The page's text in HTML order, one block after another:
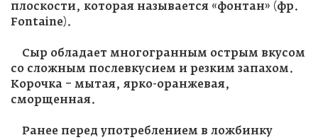
плоскости, которая называется «фонтан» (фр.
Fontaine).
Сыр обладает многогранным острым вкусом
со сложным послевкусием и резким запахом.
Корочка – мытая, ярко-оранжевая,
сморщенная.
Ранее перед употреблением в ложбинку